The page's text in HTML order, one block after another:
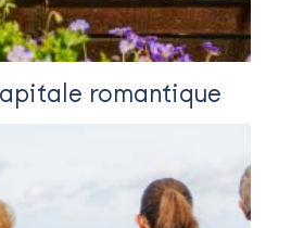
romantique